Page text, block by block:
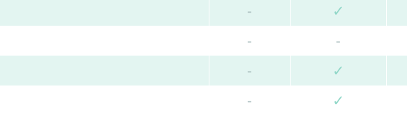
- ✓
- -
- ✓
- ✓